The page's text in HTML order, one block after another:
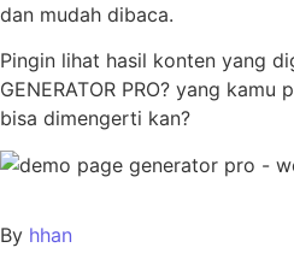
dan mudah dibaca.
Pingin lihat hasil konten yang
GENERATOR PRO? yang
bisa dimengerti kan?
By hhan